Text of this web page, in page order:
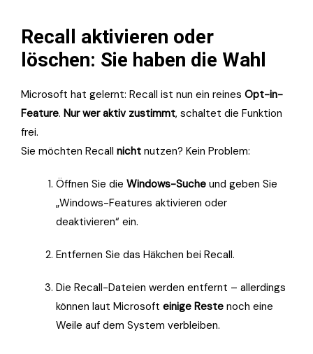
Recall aktivieren oder
löschen: Sie haben die Wahl
Microsoft hat gelernt: Recall ist nun ein reines Opt-in-
Feature. Nur wer aktiv zustimmt, schaltet die Funktion
frei.
Sie möchten Recall nicht nutzen? Kein Problem:
Öffnen Sie die Windows-Suche und geben Sie
„Windows-Features aktivieren oder
deaktivieren“ ein.
Entfernen Sie das Häkchen bei Recall.
Die Recall-Dateien werden entfernt – allerdings
können laut Microsoft einige Reste noch eine
Weile auf dem System verbleiben.